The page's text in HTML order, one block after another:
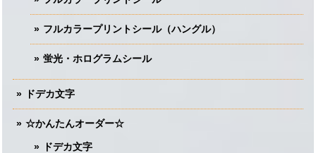
フルカラープリントシール（ハングル）
蛍光・ホログラムシール
ドデカ文字
☆かんたんオーダー☆
ドデカ文字